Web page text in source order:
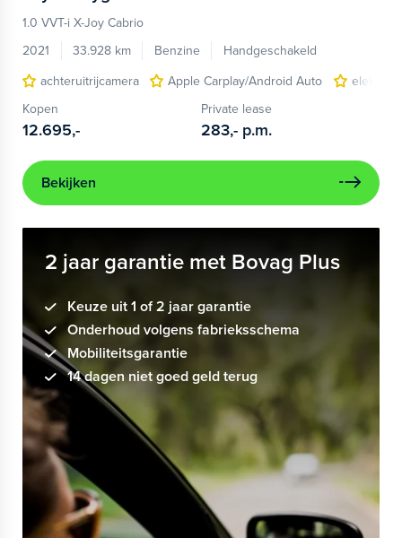
1.0 VVT-i X-Joy Cabrio
2021
33.928 km Benzine
Handgeschakeld
achteruitrijcamera
Apple Carplay/Android Auto
Kopen
12.695,-
Private lease
283,- p.m.
Bekijken
2 jaar garantie met Bovag Plus
Keuze uit 1 of 2 jaar garantie
Onderhoud volgens fabrieksschema
Mobiliteitsgarantie
14 dagen niet goed geld terug